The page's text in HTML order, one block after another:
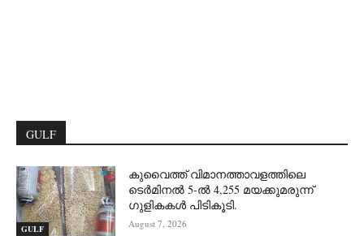
GULF
GULF
കുവൈത്ത് വിമാനത്താവളത്തിലെ
ടെർമിനൽ 5-ൽ 4,255 മയക്കുമരുന്ന്
ഗുളികകൾ പിടികൂടി.
August 7, 2026